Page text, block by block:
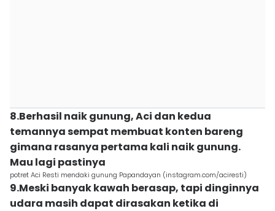
8.Berhasil naik gunung, Aci dan kedua
temannya sempat membuat konten bareng
gimana rasanya pertama kali naik gunung.
Mau lagi pastinya
potret Aci Resti mendaki gunung Papandayan (instagram.com/aciresti)
9.Meski banyak kawah berasap, tapi dinginnya
udara masih dapat dirasakan ketika di